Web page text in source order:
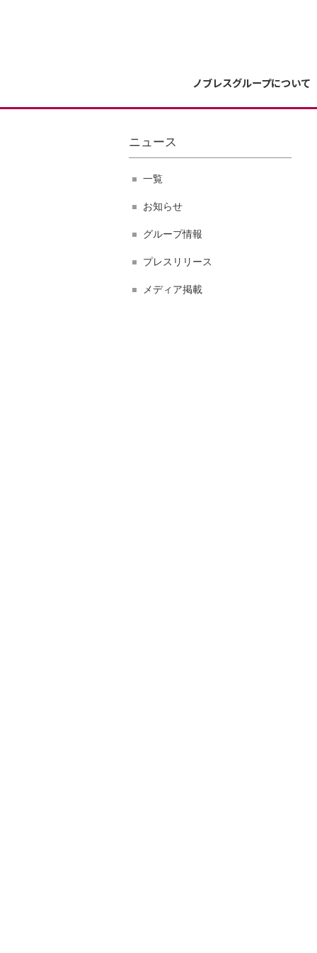
ノブレスグループについて
ニュース
一覧
お知らせ
グループ情報
プレスリリース
メディア掲載